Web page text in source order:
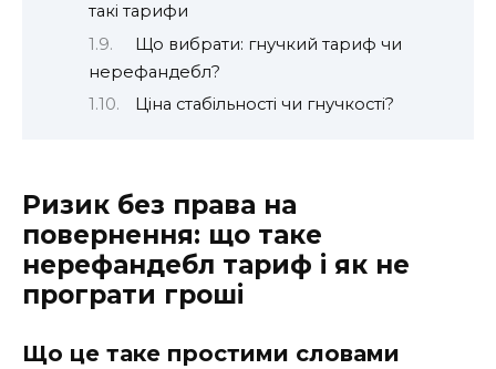
такі тарифи
Що вибрати: гнучкий тариф чи
нерефандебл?
Ціна стабільності чи гнучкості?
Ризик без права на
повернення: що таке
нерефандебл тариф і як не
програти гроші
Що це таке простими словами